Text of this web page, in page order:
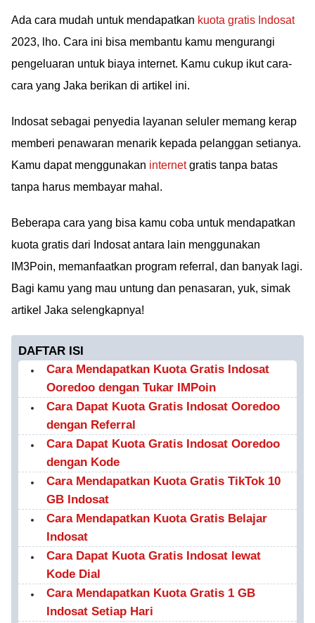
Ada cara mudah untuk mendapatkan kuota gratis Indosat
2023, lho. Cara ini bisa membantu kamu mengurangi
pengeluaran untuk biaya internet. Kamu cukup ikut cara-
cara yang Jaka berikan di artikel ini.
Indosat sebagai penyedia layanan seluler memang kerap
memberi penawaran menarik kepada pelanggan setianya.
Kamu dapat menggunakan internetgratis tanpa batas
tanpa harus membayar mahal.
Beberapa cara yang bisa kamu coba untuk mendapatkan
kuota gratis dari Indosat antara lain menggunakan
IM3Poin, memanfaatkan program referral, dan banyak lagi.
Bagi kamu yang mau untung dan penasaran, yuk, simak
artikel Jaka selengkapnya!
DAFTAR ISI
Cara Mendapatkan Kuota Gratis Indosat
Ooredoo dengan Tukar IMPoin
Cara Dapat Kuota Gratis Indosat Ooredoo
dengan Referral
Cara Dapat Kuota Gratis Indosat Ooredoo
dengan Kode
Cara Mendapatkan Kuota Gratis TikTok 10
GB Indosat
Cara Mendapatkan Kuota Gratis Belajar
Indosat
Cara Dapat Kuota Gratis Indosat lewat
Kode Dial
Cara Mendapatkan Kuota Gratis 1 GB
Indosat Setiap Hari